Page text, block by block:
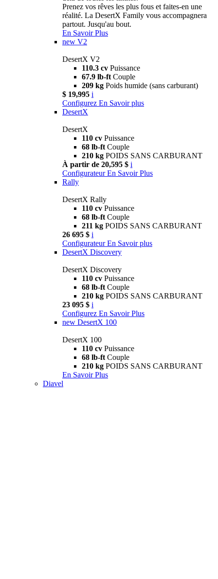
Prenez vos rêves les plus fous et faites-en une
réalité. La DesertX Family vous accompagnera
partout. Jusqu'au bout.
En Savoir Plus
new V2
DesertX V2
110.3 cv Puissance
67.9 lb-ft Couple
209 kg Poids humide (sans carburant)
$ 19,995 i
Configurez En Savoir plus
DesertX
DesertX
110 cv Puissance
68 lb-ft Couple
210 kg POIDS SANS CARBURANT
À partir de 20,595 $ i
Configurateur En Savoir Plus
Rally
DesertX Rally
110 cv Puissance
68 lb-ft Couple
211 kg POIDS SANS CARBURANT
26 695 $ i
Configurateur En Savoir plus
DesertX Discovery
DesertX Discovery
110 cv Puissance
68 lb-ft Couple
210 kg POIDS SANS CARBURANT
23 095 $ i
Configurez En Savoir Plus
new DesertX 100
DesertX 100
110 cv Puissance
68 lb-ft Couple
210 kg POIDS SANS CARBURANT
En Savoir Plus
Diavel